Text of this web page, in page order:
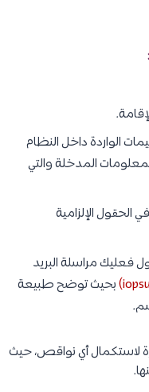
الواردة داخل النظام
المدخلة والتي
الحقول الإلزامية
مراسلة البريد
بحيث توضح طبيعة
لاستكمال أي نواقص، حيث